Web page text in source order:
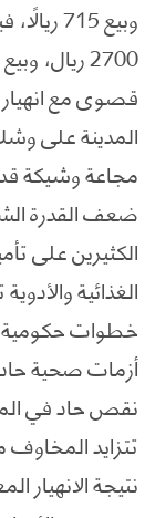
وبيع
قصوى مع
المدينة على
مجاعة وشيكة
ضعف القدرة
الكثيرين على
الغذائية
خطوات حكومية
أزمات صحية
نقص حاد في
تتزايد
نتيجة